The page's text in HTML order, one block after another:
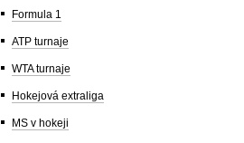
Formula 1
ATP turnaje
WTA turnaje
Hokejová extraliga
MS v hokeji